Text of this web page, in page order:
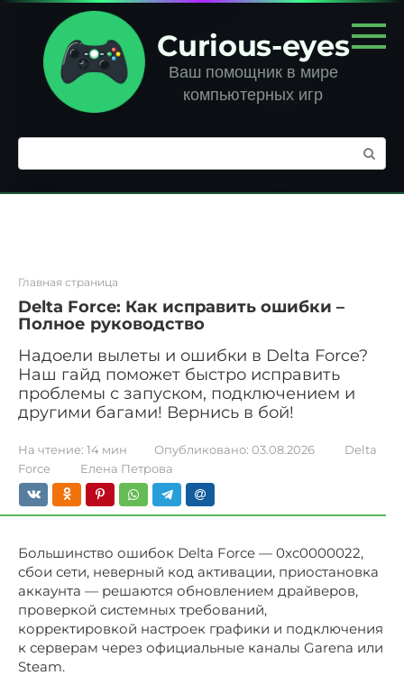
Перейти
контенту
Curious-eyes
Ваш помощник в мире
компьютерных игр
Поиск:
Главная страница
Delta Force: Как исправить ошибки –
Полное руководство
Надоели вылеты и ошибки в Delta Force?
Наш гайд поможет быстро исправить
проблемы с запуском, подключением и
другими багами! Вернись в бой!
На чтение: 14 мин Опубликовано: 03.08.2026
Delta
Force
Елена Петрова
Большинство ошибок Delta Force — 0xc0000022,
сбои сети, неверный код активации, приостановка
аккаунта — решаются обновлением драйверов,
проверкой системных требований,
корректировкой настроек графики и подключения
к серверам через официальные каналы Garena или
Steam.